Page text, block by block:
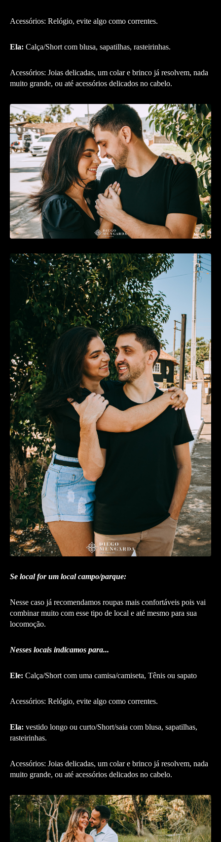
Acessórios: Relógio, evite algo como correntes.
Ela: Calça/Short com blusa, sapatilhas, rasteirinhas.
Acessórios: Joias delicadas, um colar e brinco já resolvem, nada
muito grande, ou até acessórios delicados no cabelo.
Se local for um local campo/parque:
Nesse caso já recomendamos roupas mais confortáveis pois vai
combinar muito com esse tipo de local e até mesmo para sua
locomoção.
Nesses locais indicamos para...
Ele: Calça/Short com uma camisa/camiseta, Tênis ou sapato
Acessórios: Relógio, evite algo como correntes.
Ela: vestido longo ou curto/Short/saia com blusa, sapatilhas,
rasteirinhas.
Acessórios: Joias delicadas, um colar e brinco já resolvem, nada
muito grande, ou até acessórios delicados no cabelo.